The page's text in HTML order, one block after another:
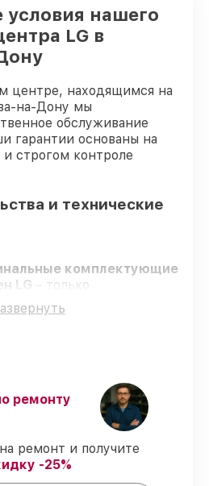
условия нашего
LG в
центре, находящимся на
на-Дону мы
обслуживание
гарантии основаны на
строгом контроле
и технические
комплектующие
LG
– только
запчасти для вашей
в установленных
рамках– ремонт
без бесконечных
гарантия
ремонту
ремонт и получите
-25%